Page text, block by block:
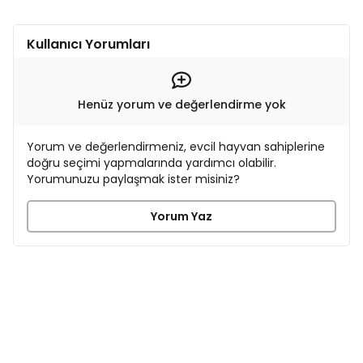
Kullanıcı Yorumları
Henüz yorum ve değerlendirme yok
Yorum ve değerlendirmeniz, evcil hayvan sahiplerine
doğru seçimi yapmalarında yardımcı olabilir.
Yorumunuzu paylaşmak ister misiniz?
Yorum Yaz